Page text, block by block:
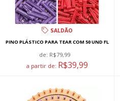
SALDÃO
PINO PLÁSTICO PARA TEAR COM 50 UND FL
de: R$79,99
a partir de: R$39,99